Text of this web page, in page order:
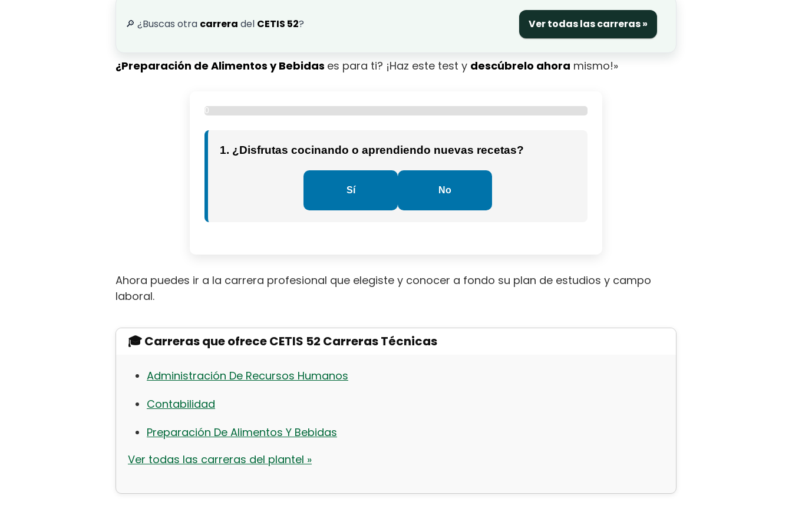
🔎 ¿Buscas otra carrera del CETIS 52? Ver todas las carreras »
¿Preparación de Alimentos y Bebidas es para ti? ¡Haz este test y descúbrelo ahora mismo!»
0
1. ¿Disfrutas cocinando o aprendiendo nuevas recetas?
Sí No
Ahora puedes ir a la carrera profesional que elegiste y conocer a fondo su plan de estudios y campo
laboral.
🎓 Carreras que ofrece CETIS 52 Carreras Técnicas
Administración De Recursos Humanos
Contabilidad
Preparación De Alimentos Y Bebidas
Ver todas las carreras del plantel »